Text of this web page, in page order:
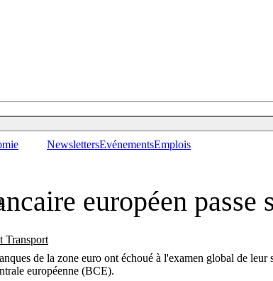
Transport
NewslettersEvénementsEmplois
européen passe
de la zone euro ont échoué à l'examen global de
européenne (BCE).